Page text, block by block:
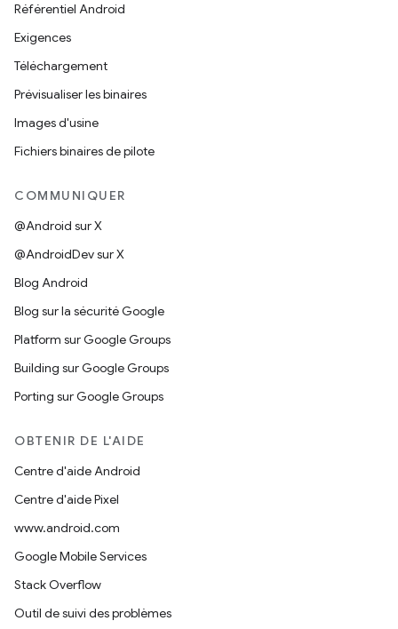
Référentiel Android
Exigences
Téléchargement
Prévisualiser les binaires
Images d'usine
Fichiers binaires de pilote
COMMUNIQUER
@Android sur X
@AndroidDev sur X
Blog Android
Blog sur la sécurité Google
Platform sur Google Groups
Building sur Google Groups
Porting sur Google Groups
OBTENIR DE L'AIDE
Centre d'aide Android
Centre d'aide Pixel
www.android.com
Google Mobile Services
Stack Overflow
Outil de suivi des problèmes